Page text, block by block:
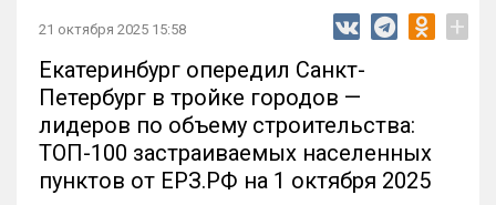
21 октября 2025 15:58 +
Екатеринбург опередил Санкт-
Петербург в тройке городов —
лидеров по объему строительства:
ТОП-100 застраиваемых населенных
пунктов от ЕРЗ.РФ на 1 октября 2025